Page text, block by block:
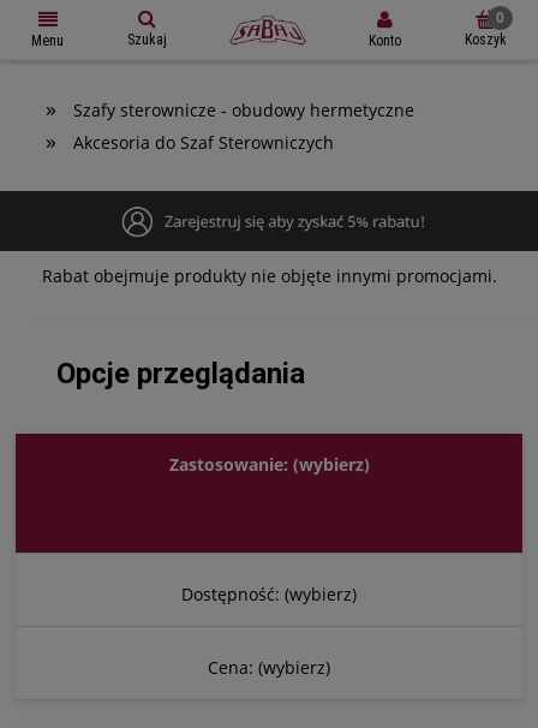
Menu Szukaj Konto Koszyk
» Szafy sterownicze - obudowy hermetyczne
» Akcesoria do Szaf Sterowniczych
Rabat obejmuje produkty nie objęte innymi promocjami.
Opcje przeglądania
Zastosowanie: (wybierz)
Dostępność: (wybierz)
Cena: (wybierz)